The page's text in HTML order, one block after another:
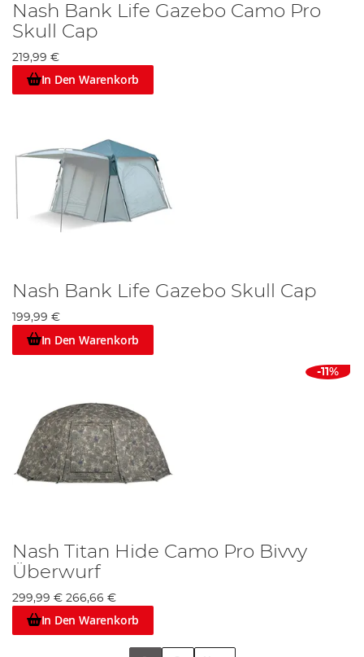
Nash Bank Life Gazebo Camo Pro
Skull Cap
219,99 €
In Den Warenkorb
Nash Bank Life Gazebo Skull Cap
199,99 €
In Den Warenkorb
-11%
Nash Titan Hide Camo Pro Bivvy
Überwurf
299,99 € 266,66 €
In Den Warenkorb